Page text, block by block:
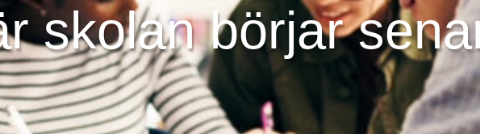
skolan börjar